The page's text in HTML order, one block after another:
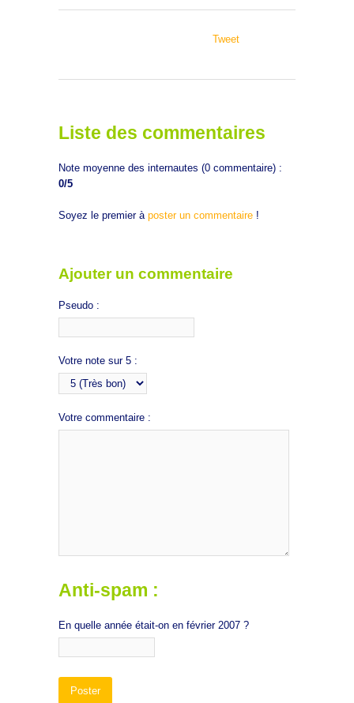
Tweet
Liste des commentaires
Note moyenne des internautes (0 commentaire) :
0/5
Soyez le premier à poster un commentaire !
Ajouter un commentaire
Pseudo :
Votre note sur 5 :
Votre commentaire :
Anti-spam :
En quelle année était-on en février 2007 ?